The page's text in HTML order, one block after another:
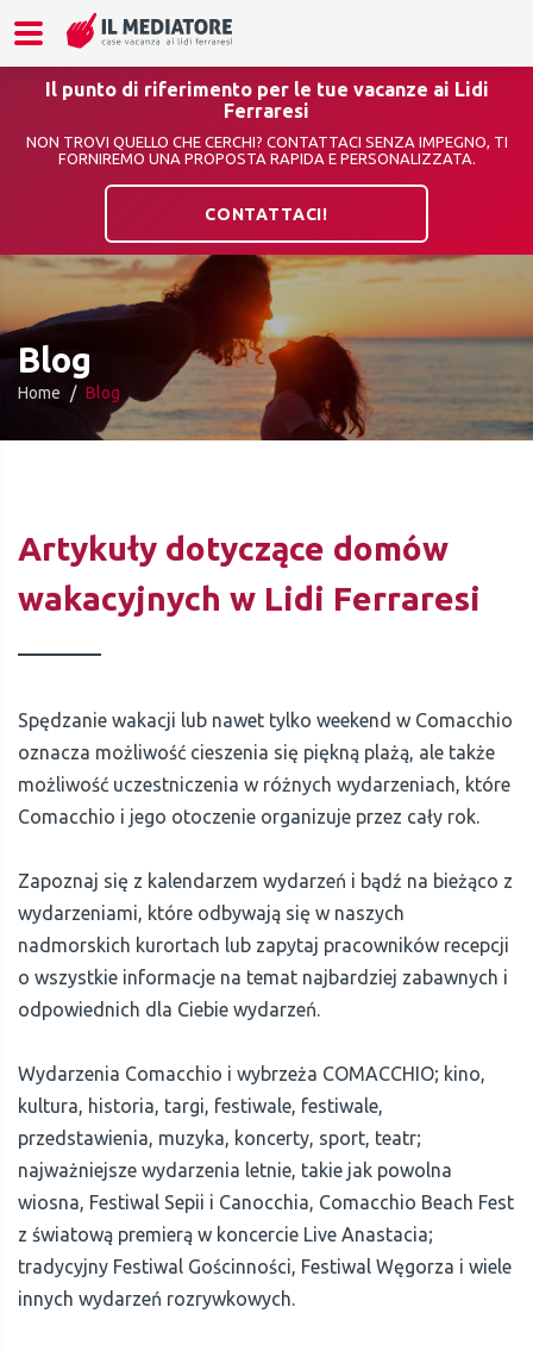
Il punto di riferimento per le tue vacanze ai Lidi
Ferraresi
NON TROVI QUELLO CHE CERCHI? CONTATTACI SENZA IMPEGNO, TI
FORNIREMO UNA PROPOSTA RAPIDA E PERSONALIZZATA.
CONTATTACI!
Blog
Home Blog
Artykuły dotyczące domów
wakacyjnych w Lidi Ferraresi
Spędzanie wakacji lub nawet tylko weekend w Comacchio
oznacza możliwość cieszenia się piękną plażą, ale także
możliwość uczestniczenia w różnych wydarzeniach, które
Comacchio i jego otoczenie organizuje przez cały rok.
Zapoznaj się z kalendarzem wydarzeń i bądź na bieżąco z
wydarzeniami, które odbywają się w naszych
nadmorskich kurortach lub zapytaj pracowników recepcji
o wszystkie informacje na temat najbardziej zabawnych i
odpowiednich dla Ciebie wydarzeń.
Wydarzenia Comacchio i wybrzeża COMACCHIO; kino,
kultura, historia, targi, festiwale, festiwale,
przedstawienia, muzyka, koncerty, sport, teatr;
najważniejsze wydarzenia letnie, takie jak powolna
wiosna, Festiwal Sepii i Canocchia, Comacchio Beach Fest
z światową premierą w koncercie Live Anastacia;
tradycyjny Festiwal Gościnności, Festiwal Węgorza i wiele
innych wydarzeń rozrywkowych.